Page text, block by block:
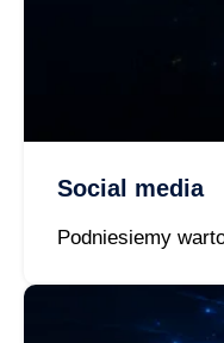
Social media
Podniesiemy